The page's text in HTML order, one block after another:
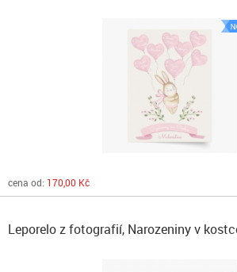
cena od: 170,00 Kč
Leporelo z fotografií, Narozeniny v